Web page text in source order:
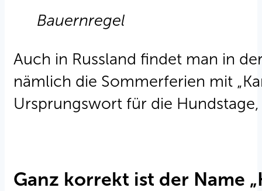
Bauernregel
Auch in Russland findet man in
nämlich die Sommerferien mit
Ursprungswort für die
Ganz korrekt ist der Name